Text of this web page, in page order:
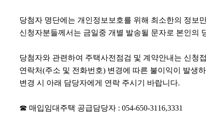
당첨자 명단에는 개인정보보호를 위해 최소한의 정보
신청자분들께서는 금일중 개별 발송될 문자로 본인의
당첨자와 관련하여 주택사전점검 및 계약안내는 신청
연락처(주소 및 전화번호) 변경에 따른 불이익이 발생
변경 시 아래 담당자에게 연락 주시기 바랍니다.
☎ 매입임대주택 공급담당자 : 054-650-3116,3331